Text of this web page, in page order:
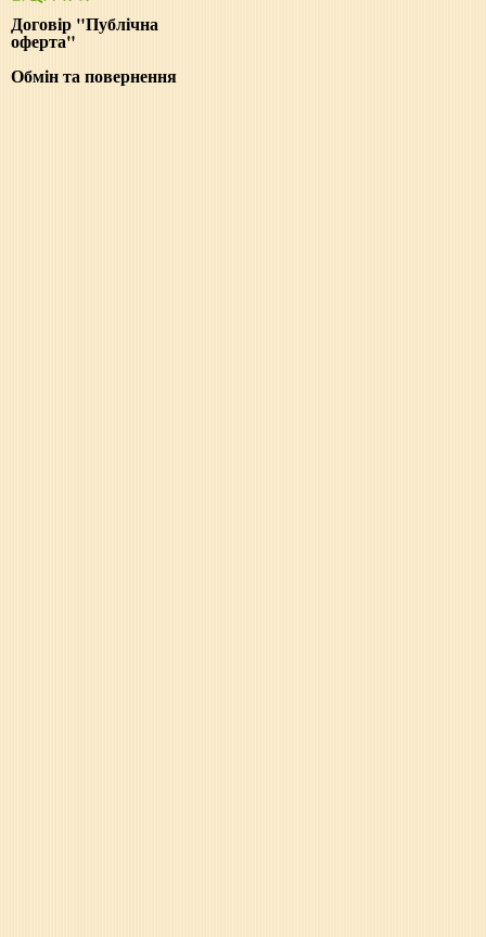
Договір "Публічна
оферта"
Обмін та повернення